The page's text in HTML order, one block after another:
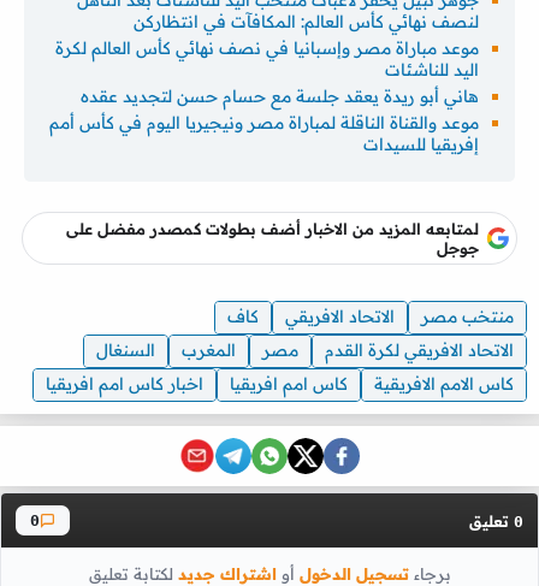
لنصف نهائي كأس العالم: المكافآت في انتظاركن
موعد مباراة مصر وإسبانيا في نصف نهائي كأس العالم لكرة
اليد للناشئات
هاني أبو ريدة يعقد جلسة مع حسام حسن لتجديد عقده
موعد والقناة الناقلة لمباراة مصر ونيجيريا اليوم في كأس أمم
إفريقيا للسيدات
لمتابعه المزيد من الاخبار أضف بطولات كمصدر مفضل على
جوجل
منتخب مصر الاتحاد الافريقي
كاف
الاتحاد الافريقي لكرة القدم
مصر المغرب
السنغال
كاس الامم الافريقية
كاس امم افريقيا اخبار كاس امم افريقيا
0 تعليق 0
برجاءتسجيل الدخول أواشتراك جديد لكتابة تعليق